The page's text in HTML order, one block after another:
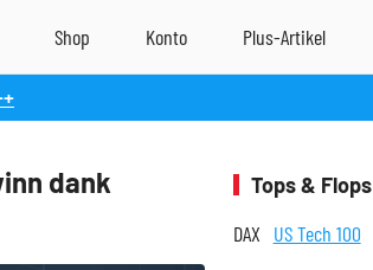
dank
Tops & Flops
DAX US Tech 100